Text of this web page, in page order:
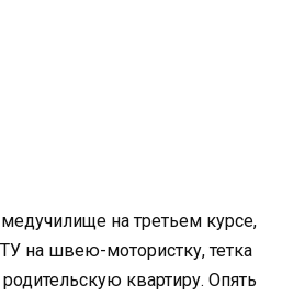
на третьем курсе,
на швею-мотористку, тетка
квартиру. Опять